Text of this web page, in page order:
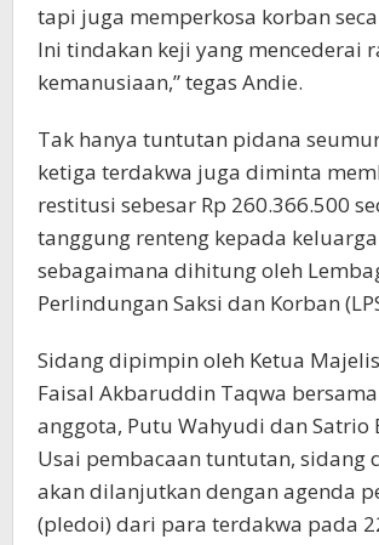
tapi juga memperkosa korban
Ini tindakan keji yang mencederai
kemanusiaan,” tegas Andie.
Tak hanya tuntutan pidana
ketiga terdakwa juga diminta
restitusi sebesar Rp 260.366.500
tanggung renteng kepada
sebagaimana dihitung oleh
Perlindungan Saksi dan Korban
Sidang dipimpin oleh Ketua
Faisal Akbaruddin Taqwa
anggota, Putu Wahyudi dan Satrio
Usai pembacaan tuntutan, sidang
akan dilanjutkan dengan agenda
(pledoi) dari para terdakwa pada